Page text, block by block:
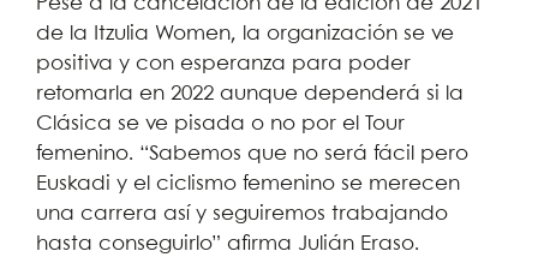
de la Itzulia Women, la organización se ve
positiva y con esperanza para poder
retomarla en 2022 aunque dependerá si la
Clásica se ve pisada o no por el Tour
femenino. “Sabemos que no será fácil pero
Euskadi y el ciclismo femenino se merecen
una carrera así y seguiremos trabajando
hasta conseguirlo” afirma Julián Eraso.